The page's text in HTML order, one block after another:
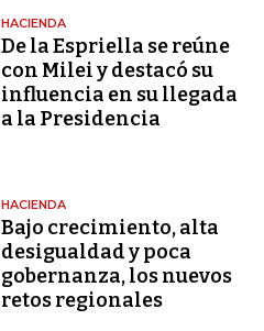
HACIENDA
De la Espriella se reúne
con Milei y destacó su
influencia en su llegada
a la Presidencia
HACIENDA
Bajo crecimiento, alta
desigualdad y poca
gobernanza, los nuevos
retos regionales